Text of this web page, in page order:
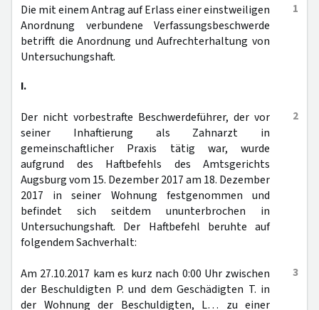
1
Die mit einem Antrag auf Erlass einer einstweiligen
Anordnung verbundene Verfassungsbeschwerde
betrifft die Anordnung und Aufrechterhaltung von
Untersuchungshaft.
I.
2
Der nicht vorbestrafte Beschwerdeführer, der vor
seiner Inhaftierung als Zahnarzt in
gemeinschaftlicher Praxis tätig war, wurde
aufgrund des Haftbefehls des Amtsgerichts
Augsburg vom 15. Dezember 2017 am 18. Dezember
2017 in seiner Wohnung festgenommen und
befindet sich seitdem ununterbrochen in
Untersuchungshaft. Der Haftbefehl beruhte auf
folgendem Sachverhalt:
3
Am 27.10.2017 kam es kurz nach 0:00 Uhr zwischen
der Beschuldigten P. und dem Geschädigten T. in
der Wohnung der Beschuldigten, L… zu einer